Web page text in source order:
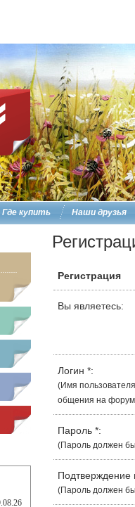
Где купить Наши друзья
Регистрация
Вы являетесь:
Логин *:
(Имя
общения на
Пароль *:
(Пароль должен
(Пароль должен